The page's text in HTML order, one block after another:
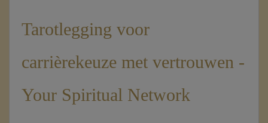
Tarotlegging voor
carrièrekeuze met vertrouwen -
Your Spiritual Network